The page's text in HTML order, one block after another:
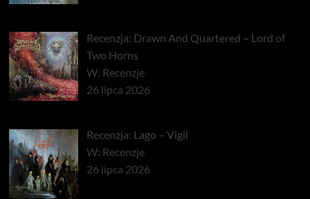
Recenzja: Drawn And Quartered – Lord of
Two Horns
W: Recenzje
26 lipca 2026
Recenzja: Lago – Vigil
W: Recenzje
26 lipca 2026